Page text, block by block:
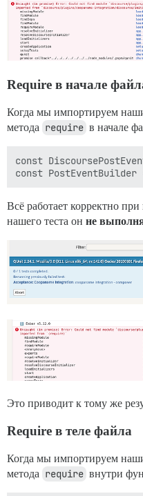
Require в начале
Когда мы импортируем
метода require в начале
const
Всё работает корректно при
нашего теста он не
Это приводит к тому же
Require в теле файла
Когда мы импортируем
метода require внутри